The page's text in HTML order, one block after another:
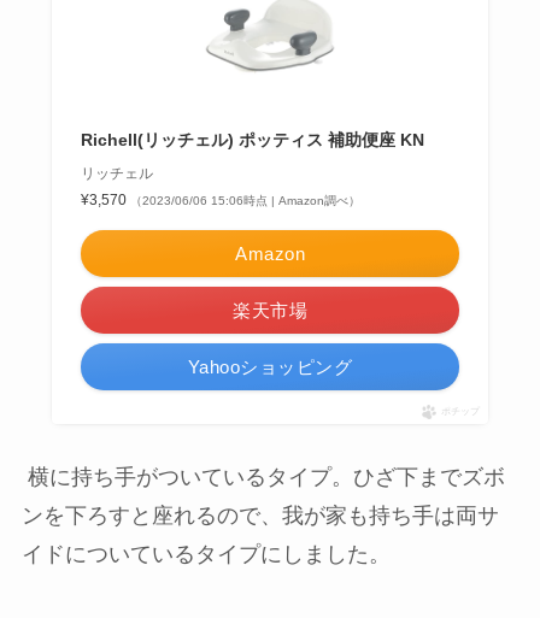
Richell(リッチェル) ポッティス 補助便座 KN
リッチェル
¥3,570
（2023/06/06 15:06時点 | Amazon調べ）
Amazon
楽天市場
Yahooショッピング
ポチップ
横に持ち手がついているタイプ。ひざ下までズボ
ンを下ろすと座れるので、我が家も持ち手は両サ
イドについているタイプにしました。